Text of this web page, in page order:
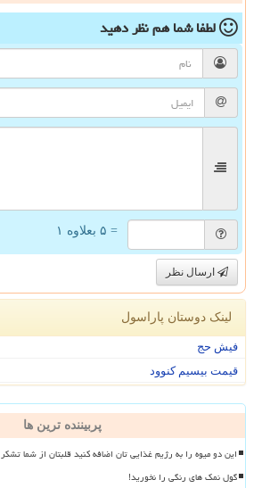
لطفا شما همنظر دهید
= ۵ بعلاوه ۱
ارسال نظر
لینک دوستان پاراسول
فیش حج
قیمت بیسیم کنوود
پربیننده ترین ها
این دو میوه را به رژیم غذایی تان اضافه کنید قلبتان از شما
گول نمک های رنگی را نخورید!